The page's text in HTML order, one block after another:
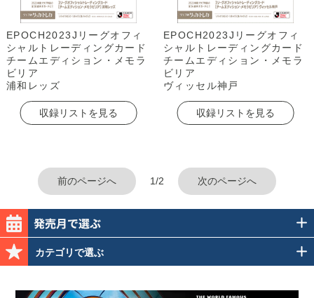
EPOCH2023Jリーグオフィ
シャルトレーディングカード
チームエディション・メモラ
ビリア
浦和レッズ
収録リストを見る
EPOCH2023Jリーグオフィ
シャルトレーディングカード
チームエディション・メモラ
ビリア
ヴィッセル神戸
収録リストを見る
前のページへ 1/2 次のページへ
カテゴリで選ぶ